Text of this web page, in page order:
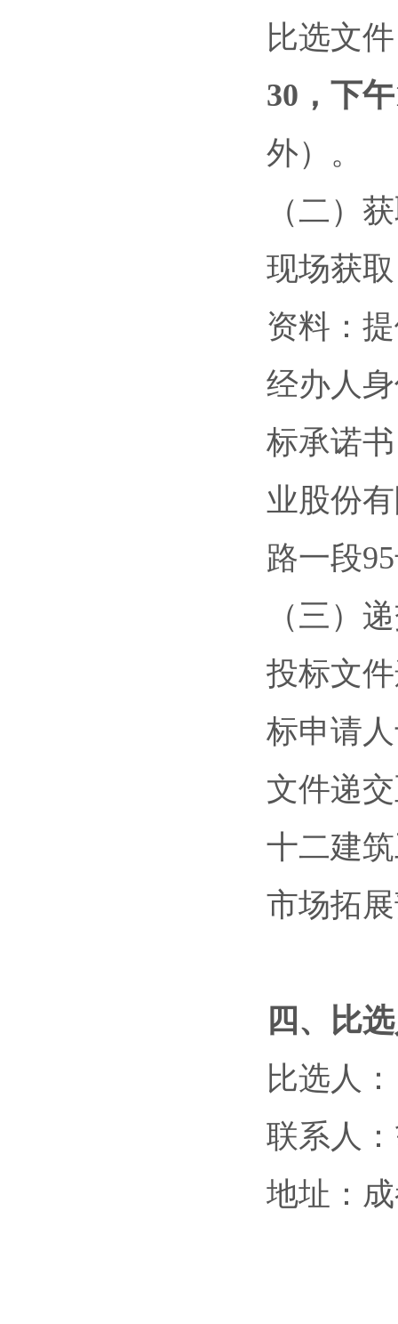
比选文
30，下
外）。
（二）
现场获
资料：
经办人
标承诺
业股份
路一段
（三）
投标文
标申请
文件递
十二建
市场拓
四、
比
比选人
联系人
地址：